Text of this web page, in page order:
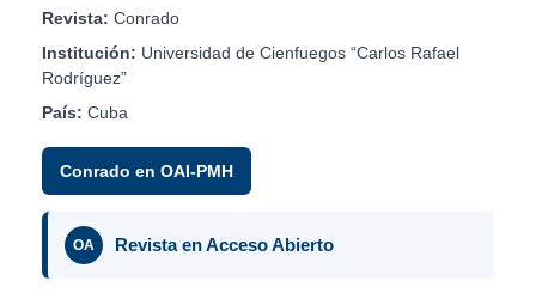
Revista: Conrado
Institución: Universidad de Cienfuegos “Carlos Rafael
Rodríguez”
País: Cuba
Conrado en OAI-PMH
OA Revista en Acceso Abierto